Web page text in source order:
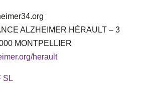
ALZHEIMER HÉRAULT – 3
MONTPELLIER
herault
SL